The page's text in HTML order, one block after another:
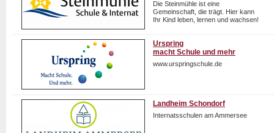
Die Steinmühle ist eine
Gemeinschaft, die trägt. Hier kann
Ihr Kind leben, lernen und wachsen!
Urspring
macht Schule und mehr
www.urspringschule.de
Landheim Schondorf
Internatsschulen am Ammersee